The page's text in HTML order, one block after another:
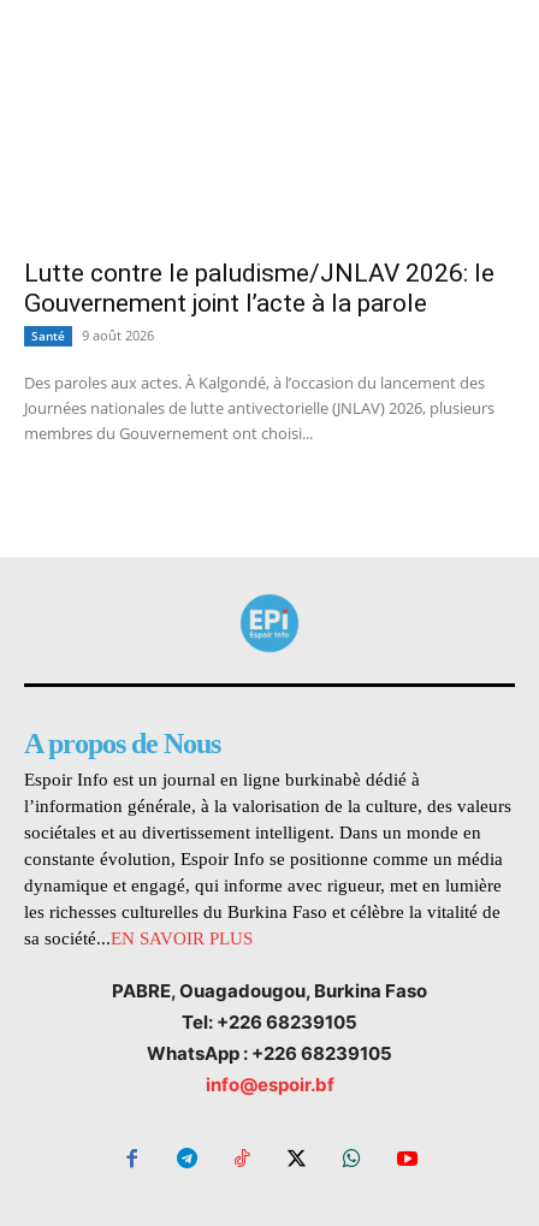
Lutte contre le paludisme/JNLAV 2026: le
Gouvernement joint l’acte à la parole
Santé 9 août 2026
Des paroles aux actes. À Kalgondé, à l’occasion du lancement des
Journées nationales de lutte antivectorielle (JNLAV) 2026, plusieurs
membres du Gouvernement ont choisi...
A propos de Nous
Espoir Info est un journal en ligne burkinabè dédié à
l’information générale, à la valorisation de la culture, des valeurs
sociétales et au divertissement intelligent. Dans un monde en
constante évolution, Espoir Info se positionne comme un média
dynamique et engagé, qui informe avec rigueur, met en lumière
les richesses culturelles du Burkina Faso et célèbre la vitalité de
sa société...EN SAVOIR PLUS
PABRE, Ouagadougou, Burkina Faso
Tel: +226 68239105
WhatsApp : +226 68239105
info@espoir.bf